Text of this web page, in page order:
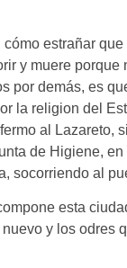
estrañar
y muere
por demás, es
la religion del
al Lazareto,
de Higiene,
socorriendo al
esta
y los odres